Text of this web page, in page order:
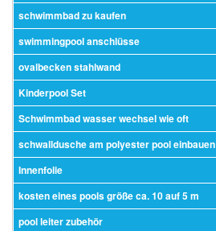
schwimmbad zu kaufen
swimmingpool anschlüsse
ovalbecken stahlwand
Kinderpool Set
Schwimmbad wasser wechsel wie oft
schwalldusche am polyester pool einbauen
Innenfolie
kosten eines pools größe ca. 10 auf 5 m
pool leiter zubehör